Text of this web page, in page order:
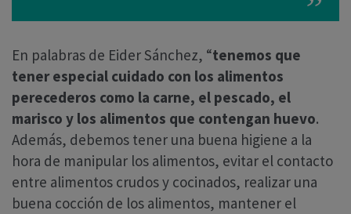
En palabras de Eider Sánchez, “tenemos que
tener especial cuidado con los alimentos
perecederos como la carne, el pescado, el
marisco y los alimentos que contengan huevo.
Además, debemos tener una buena higiene a la
hora de manipular los alimentos, evitar el contacto
entre alimentos crudos y cocinados, realizar una
buena cocción de los alimentos, mantener el